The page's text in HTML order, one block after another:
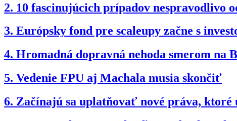
2. 10 fascinujúcich prípadov nespravodlivo
3. Európsky fond pre scaleupy začne s
4. Hromadná dopravná nehoda smerom na
5. Vedenie FPU aj Machala musia skončiť
6. Začínajú sa uplatňovať nové práva,